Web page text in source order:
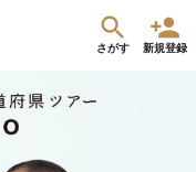
さがす 新規登録